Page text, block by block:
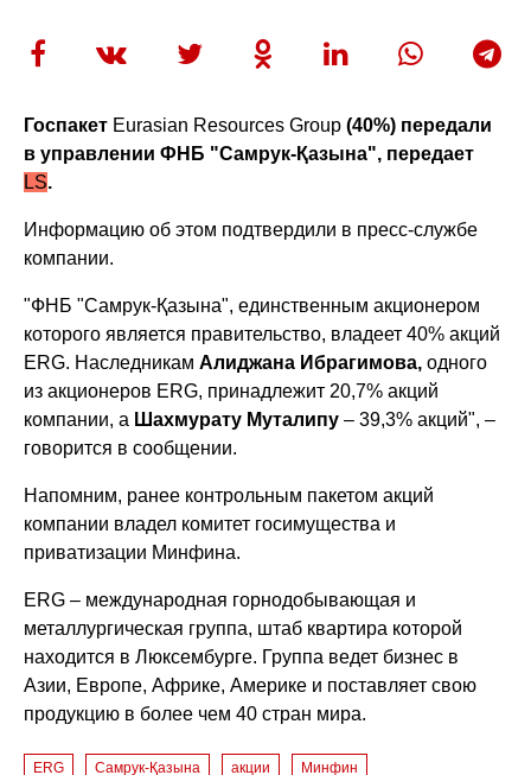
Госпакет Eurasian Resources Group (40%) передали
в управлении ФНБ "Самрук-Қазына", передает
LS.
Информацию об этом подтвердили в пресс-службе
компании.
"ФНБ "Самрук-Қазына", единственным акционером
которого является правительство, владеет 40% акций
ERG. НаследникамАлиджана Ибрагимова, одного
из акционеров ERG, принадлежит 20,7% акций
компании, а Шахмурату Муталипу – 39,3% акций", –
говорится в сообщении.
Напомним, ранее контрольным пакетом акций
компании владел комитет госимущества и
приватизации Минфина.
ERG – международная горнодобывающая и
металлургическая группа, штаб квартира которой
находится в Люксембурге. Группа ведет бизнес в
Азии, Европе, Африке, Америке и поставляет свою
продукцию в более чем 40 стран мира.
ERG Самрук-Қазына акции Минфин